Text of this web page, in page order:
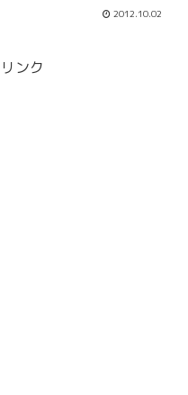
2012.10.02
ンク